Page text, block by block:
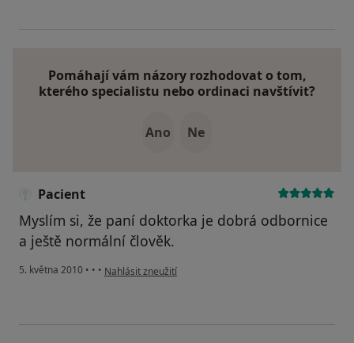
Pomáhají vám názory rozhodovat o tom,
kterého specialistu nebo ordinaci navštívit?
Ano Ne
Pacient
Myslím si, že paní doktorka je dobrá odbornice
a ještě normální člověk.
5. května 2010 • • • podle názoru uživatele Pacient
Nahlásit zneužití